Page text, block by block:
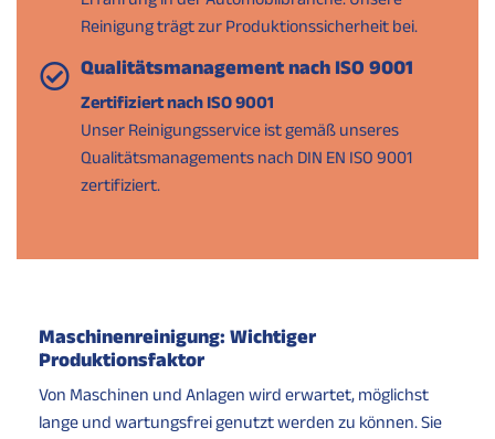
Reinigung trägt zur Produktionssicherheit bei.
Qualitätsmanagement nach ISO 9001
Zertifiziert nach ISO 9001
Unser Reinigungsservice ist gemäß unseres
Qualitätsmanagements nach DIN EN ISO 9001
zertifiziert.
Maschinenreinigung: Wichtiger
Produktionsfaktor
Von Maschinen und Anlagen wird erwartet, möglichst
lange und wartungsfrei genutzt werden zu können. Sie